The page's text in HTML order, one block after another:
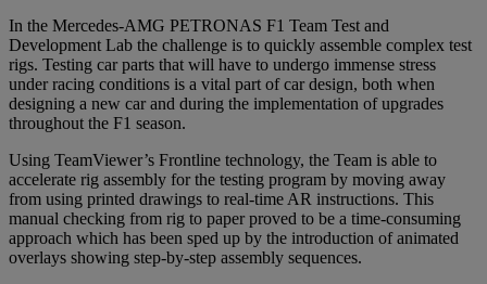
In the Mercedes-AMG PETRONAS F1 Team Test and
Development Lab the challenge is to quickly assemble complex test
rigs. Testing car parts that will have to undergo immense stress
under racing conditions is a vital part of car design, both when
designing a new car and during the implementation of upgrades
throughout the F1 season.
Using TeamViewer’s Frontline technology, the Team is able to
accelerate rig assembly for the testing program by moving away
from using printed drawings to real-time AR instructions. This
manual checking from rig to paper proved to be a time-consuming
approach which has been sped up by the introduction of animated
overlays showing step-by-step assembly sequences.